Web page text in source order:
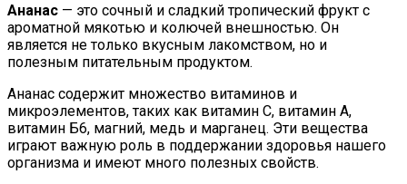
Ананас — это сочный и сладкий тропический фрукт с
ароматной мякотью и колючей внешностью. Он
является не только вкусным лакомством, но и
полезным питательным продуктом.
Ананас содержит множество витаминов и
микроэлементов, таких как витамин С, витамин A,
витамин Б6, магний, медь и марганец. Эти вещества
играют важную роль в поддержании здоровья нашего
организма и имеют много полезных свойств.